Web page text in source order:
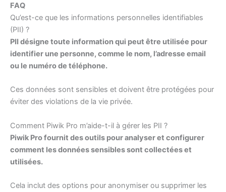
FAQ
Qu’est-ce que les informations personnelles identifiables
(PII) ?
PII désigne toute information qui peut être utilisée pour
identifier une personne, comme le nom, l’adresse email
ou le numéro de téléphone.
Ces données sont sensibles et doivent être protégées pour
éviter des violations de la vie privée.
Comment Piwik Pro m’aide-t-il à gérer les PII ?
Piwik Pro fournit des outils pour analyser et configurer
comment les données sensibles sont collectées et
utilisées.
Cela inclut des options pour anonymiser ou supprimer les